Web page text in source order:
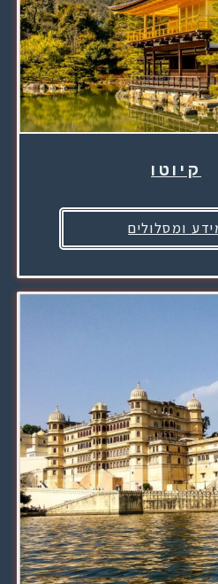
קיוטו
ומסלולים